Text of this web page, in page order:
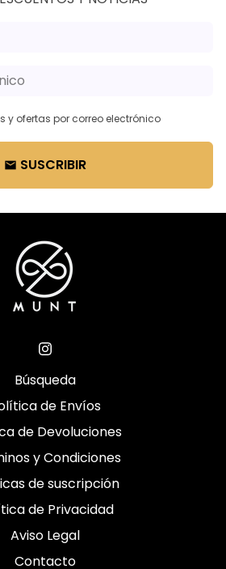
y ofertas por correo electrónico
email SUSCRIBIR
Búsqueda
de Envíos
de Devoluciones
y Condiciones
de suscripción
de Privacidad
Aviso Legal
Contacto